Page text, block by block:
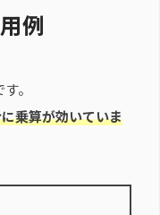
例
。
乗算が効いていま